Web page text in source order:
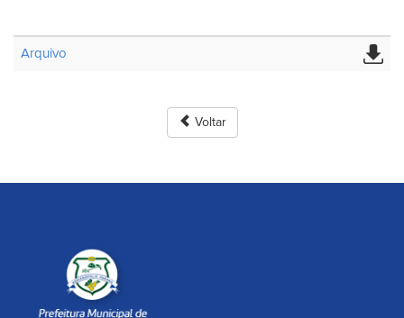
Arquivo
Voltar